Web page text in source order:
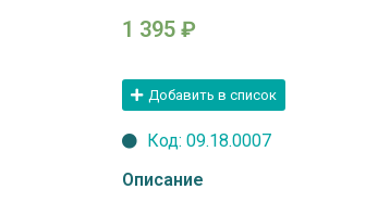
1 395 ₽
Добавить в список
Код: 09.18.0007
Описание